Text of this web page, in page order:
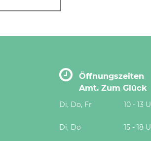
Öffnungszeiten
Amt. Zum Glück
Di, Do, Fr 10 - 13
Di, Do 15 - 18